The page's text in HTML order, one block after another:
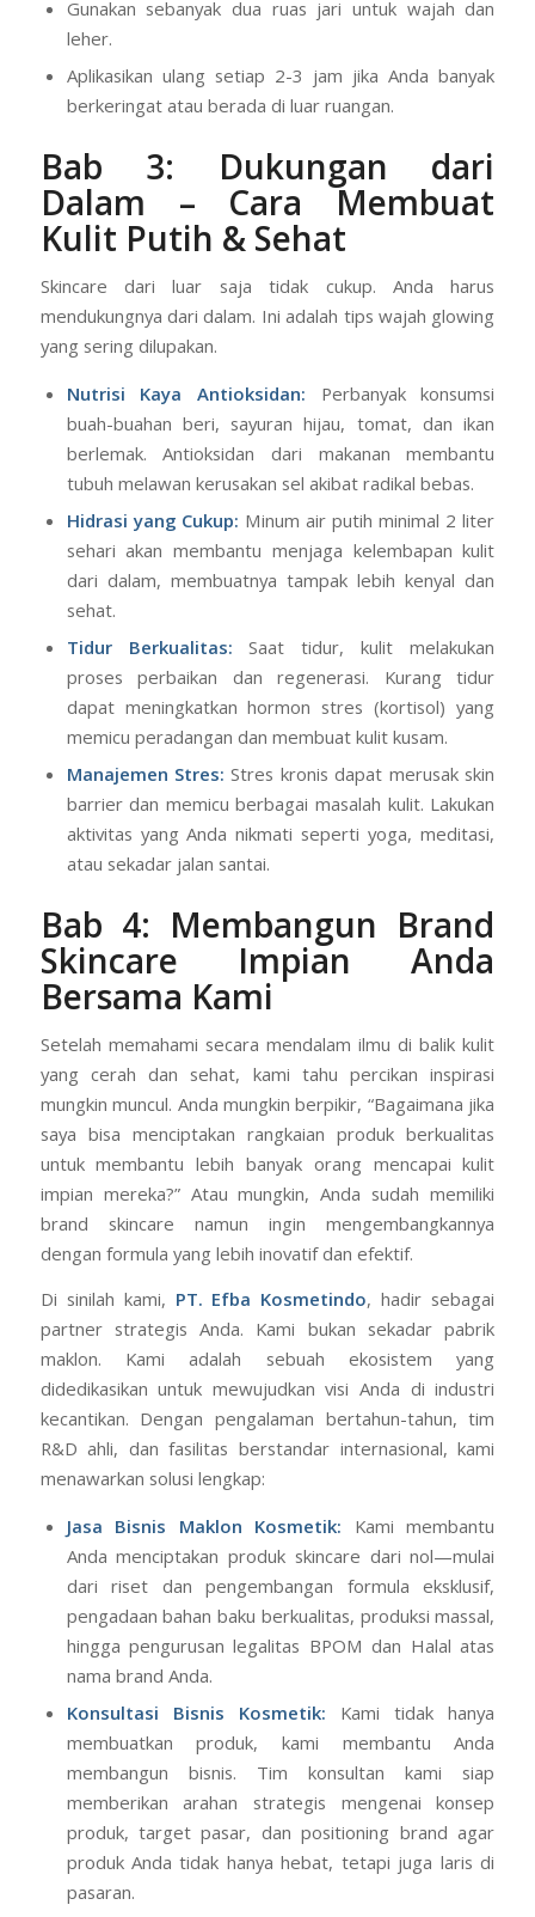
Gunakan sebanyak dua ruas jari untuk wajah dan
leher.
Aplikasikan ulang setiap 2-3 jam jika Anda banyak
berkeringat atau berada di luar ruangan.
Bab 3: Dukungan dari
Dalam – Cara Membuat
Kulit Putih & Sehat
Skincare dari luar saja tidak cukup. Anda harus
mendukungnya dari dalam. Ini adalah tips wajah glowing
yang sering dilupakan.
Nutrisi Kaya Antioksidan: Perbanyak konsumsi
buah-buahan beri, sayuran hijau, tomat, dan ikan
berlemak. Antioksidan dari makanan membantu
tubuh melawan kerusakan sel akibat radikal bebas.
Hidrasi yang Cukup: Minum air putih minimal 2 liter
sehari akan membantu menjaga kelembapan kulit
dari dalam, membuatnya tampak lebih kenyal dan
sehat.
Tidur Berkualitas: Saat tidur, kulit melakukan
proses perbaikan dan regenerasi. Kurang tidur
dapat meningkatkan hormon stres (kortisol) yang
memicu peradangan dan membuat kulit kusam.
Manajemen Stres: Stres kronis dapat merusak skin
barrier dan memicu berbagai masalah kulit. Lakukan
aktivitas yang Anda nikmati seperti yoga, meditasi,
atau sekadar jalan santai.
Bab 4: Membangun Brand
Skincare Impian Anda
Bersama Kami
Setelah memahami secara mendalam ilmu di balik kulit
yang cerah dan sehat, kami tahu percikan inspirasi
mungkin muncul. Anda mungkin berpikir, “Bagaimana jika
saya bisa menciptakan rangkaian produk berkualitas
untuk membantu lebih banyak orang mencapai kulit
impian mereka?” Atau mungkin, Anda sudah memiliki
brand skincare namun ingin mengembangkannya
dengan formula yang lebih inovatif dan efektif.
Di sinilah kami, PT. Efba Kosmetindo, hadir sebagai
partner strategis Anda. Kami bukan sekadar pabrik
maklon. Kami adalah sebuah ekosistem yang
didedikasikan untuk mewujudkan visi Anda di industri
kecantikan. Dengan pengalaman bertahun-tahun, tim
R&D ahli, dan fasilitas berstandar internasional, kami
menawarkan solusi lengkap:
Jasa Bisnis Maklon Kosmetik: Kami membantu
Anda menciptakan produk skincare dari nol—mulai
dari riset dan pengembangan formula eksklusif,
pengadaan bahan baku berkualitas, produksi massal,
hingga pengurusan legalitas BPOM dan Halal atas
nama brand Anda.
Konsultasi Bisnis Kosmetik: Kami tidak hanya
membuatkan produk, kami membantu Anda
membangun bisnis. Tim konsultan kami siap
memberikan arahan strategis mengenai konsep
produk, target pasar, dan positioning brand agar
produk Anda tidak hanya hebat, tetapi juga laris di
pasaran.